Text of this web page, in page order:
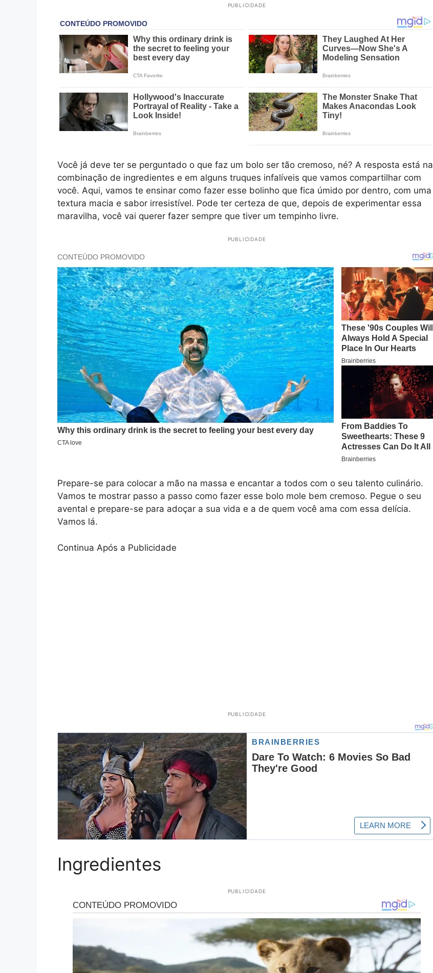
PUBLICIDADE
Você já deve ter se perguntado o que faz um bolo ser tão cremoso, né? A resposta está na
combinação de ingredientes e em alguns truques infalíveis que vamos compartilhar com
você. Aqui, vamos te ensinar como fazer esse bolinho que fica úmido por dentro, com uma
textura macia e sabor irresistível. Pode ter certeza de que, depois de experimentar essa
maravilha, você vai querer fazer sempre que tiver um tempinho livre.
PUBLICIDADE
Prepare-se para colocar a mão na massa e encantar a todos com o seu talento culinário.
Vamos te mostrar passo a passo como fazer esse bolo mole bem cremoso. Pegue o seu
avental e prepare-se para adoçar a sua vida e a de quem você ama com essa delícia.
Vamos lá.
Continua Após a Publicidade
PUBLICIDADE
Ingredientes
PUBLICIDADE